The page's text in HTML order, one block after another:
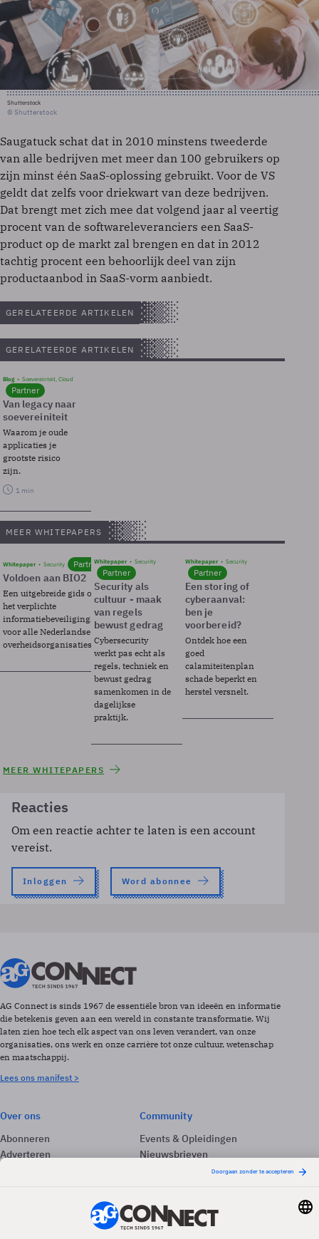
Shutterstock
© Shutterstock
Saugatuck schat dat in 2010 minstens tweederde
van alle bedrijven met meer dan 100 gebruikers op
zijn minst één SaaS-oplossing gebruikt. Voor de VS
geldt dat zelfs voor driekwart van deze bedrijven.
Dat brengt met zich mee dat volgend jaar al veertig
procent van de softwareleveranciers een SaaS-
product op de markt zal brengen en dat in 2012
tachtig procent een behoorlijk deel van zijn
productaanbod in SaaS-vorm aanbiedt.
GERELATEERDE ARTIKELEN
GERELATEERDE ARTIKELEN
Blog Soevereinteit, Cloud
Partner
Van legacy naar
soevereiniteit
Waarom je oude
applicaties je
grootste risico
zijn.
1 min
MEER WHITEPAPERS
Whitepaper Security Partner
Voldoen aan BIO2
Een uitgebreide gids over BIO2,
het verplichte
informatiebeveiligingsframework
voor alle Nederlandse
overheidsorganisaties.
Whitepaper Security
Partner
Security als
cultuur - maak
van regels
bewust gedrag
Cybersecurity
werkt pas echt als
regels, techniek en
bewust gedrag
samenkomen in de
dagelijkse
praktijk.
Whitepaper Security
Partner
Een storing of
cyberaanval:
ben je
voorbereid?
Ontdek hoe een
goed
calamiteitenplan
schade beperkt en
herstel versnelt.
MEER WHITEPAPERS
Reacties
Om een reactie achter te laten is een account
vereist.
Inloggen Word abonnee
AG Connect is sinds 1967 de essentiële bron van ideeën en informatie
die betekenis geven aan een wereld in constante transformatie. Wij
laten zien hoe tech elk aspect van ons leven verandert, van onze
organisaties, ons werk en onze carrière tot onze cultuur, wetenschap
en maatschappij.
Lees ons manifest >
Over ons
Abonneren
Adverteren
Community
Events & Opleidingen
Nieuwsbrieven